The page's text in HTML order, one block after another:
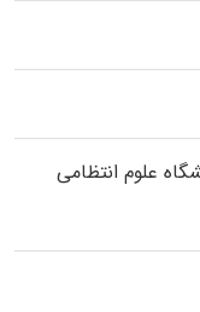
ﻋﻠﻮم انتظامی